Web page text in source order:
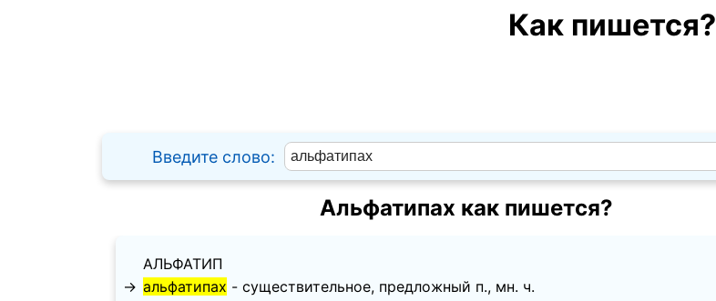
Как пишется?
Введите слово:
Альфатипах как пишется?
АЛЬФАТИП
→ альфатипах - существительное, предложный п., мн. ч.